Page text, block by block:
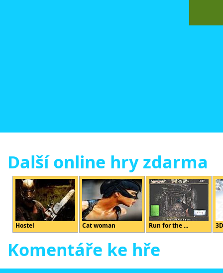
Další online hry zdarma
Hostel Cat woman Run for the ...
Komentáře ke hře